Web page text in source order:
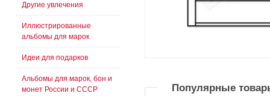
Популярные
Другие увлечения
Иллюстрированные
альбомы для марок
Идеи для подарков
Альбомы для марок, бон и
монет России и СССР